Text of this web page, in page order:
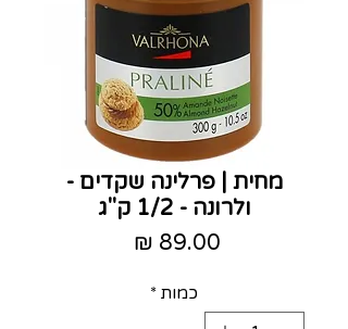
מחית | פרלינה שקדים -
ולרונה - 1/2 ק"ג
כמות *